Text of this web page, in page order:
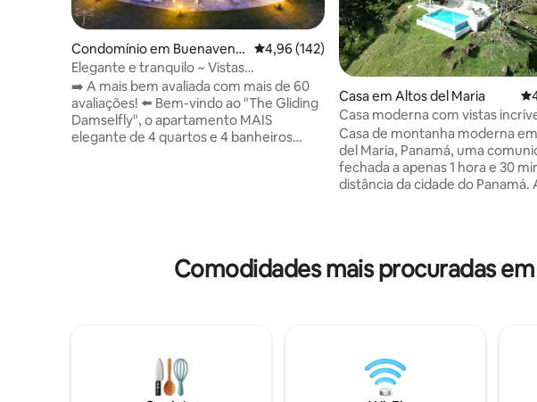
Condomínio em Buenavent
ura, El Chirú
Classificação média de 4,96 em 5 estrelas,
4,96 (142)
Elegante e tranquilo ~ Vistas
deslumbrantes da lagoa ~ Piscina
➡️ A mais bem avaliada com mais de 60
avaliações! ⬅️ Bem-vindo ao "The Gliding
Damselfly", o apartamento MAIS
elegante de 4 quartos e 4 banheiros
emocionantes e, em seguida, retire-se
para o santuário de tirar o fôlego que o
Casa em Altos del Maria
Casa moderna com vistas
piscina aquecida
Casa de montanha moderna
del Maria, Panamá, uma
fechada a apenas 1 hora e 30
distância da cidade do Panamá. A
relaxar. A casa tem uma decoração
moderna, piscina de borda
é dado para alugueres que
out aos domingos.
Comodidades mais procuradas